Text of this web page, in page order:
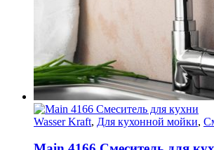
Wasser Kraft, Для кухонной мойки,